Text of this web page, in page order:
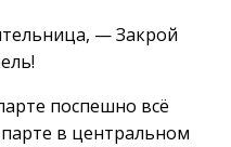
— Закрой
поспешно всё
в центральном